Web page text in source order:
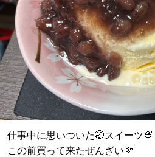
仕事中に思いついた🤭スイーツ🍨
この前買って来たぜんざい🫘